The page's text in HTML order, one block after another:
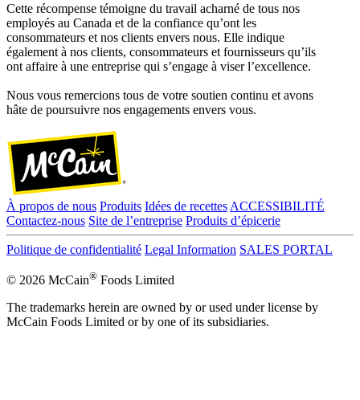
Cette récompense témoigne du travail acharné de tous nos
employés au Canada et de la confiance qu’ont les
consommateurs et nos clients envers nous. Elle indique
également à nos clients, consommateurs et fournisseurs qu’ils
ont affaire à une entreprise qui s’engage à viser l’excellence.
Nous vous remercions tous de votre soutien continu et avons
hâte de poursuivre nos engagements envers vous.
À propos de nous Produits Idées de recettes ACCESSIBILITÉ
Contactez-nous Site de l’entreprise Produits d’épicerie
Politique de confidentialité Legal Information SALES PORTAL
© 2026 McCain® Foods Limited
The trademarks herein are owned by or used under license by
McCain Foods Limited or by one of its subsidiaries.